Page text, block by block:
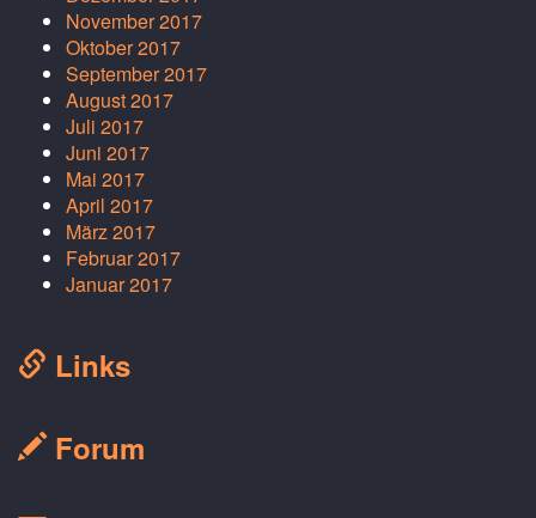
November 2017
Oktober 2017
September 2017
August 2017
Juli 2017
Juni 2017
Mai 2017
April 2017
März 2017
Februar 2017
Januar 2017
Links
Forum